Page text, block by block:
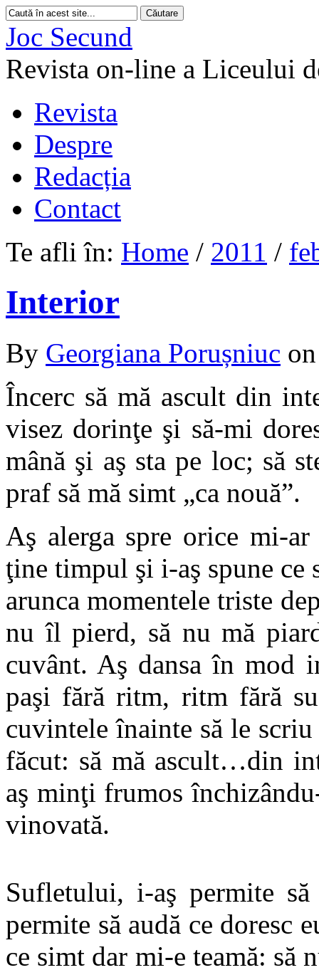
Joc Secund
Revista on-line a Liceului
Revista
Despre
Redacția
Contact
Te afli în: Home / 2011 /
Interior
By Georgiana Porușniuc
Încerc să mă ascult din
visez dorinţe şi să-mi
mână şi aş sta pe loc; să
praf să mă simt „ca nouă”.
Aş alerga spre orice mi-
ţine timpul şi i-aş spune
arunca momentele triste
nu îl pierd, să nu mă
cuvânt. Aş dansa în mod
paşi fără ritm, ritm fără
cuvintele înainte să le
făcut: să mă ascult…din
aş minţi frumos
vinovată.
Sufletului, i-aş permite
permite să audă ce doresc
ce simt dar mi-e teamă: să